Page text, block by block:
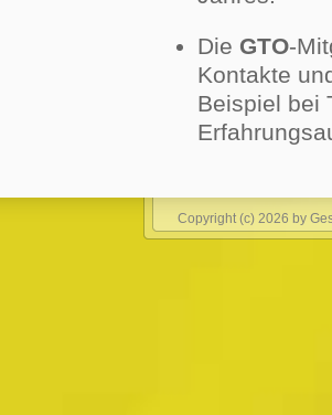
Die GTO-
Kontakte
Beispiel bei
Copyright (c) 2026 by